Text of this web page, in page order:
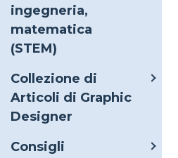
ingegneria,
matematica
(STEM)
Collezione di
Articoli di Graphic
Designer
Consigli